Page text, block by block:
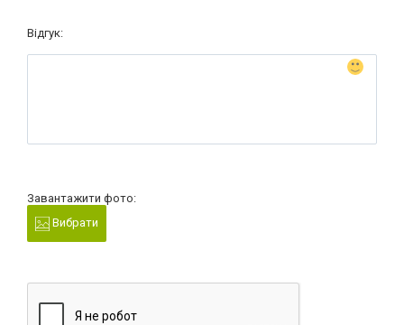
Відгук:
Завантажити фото:
Вибрати